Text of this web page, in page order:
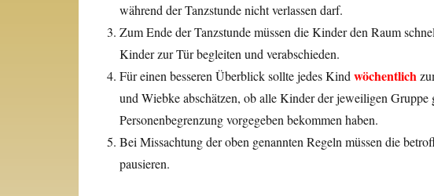
während der Tanzstunde nicht verlassen darf.
Zum Ende der Tanzstunde müssen die Kinder den Raum
Kinder zur Tür begleiten und verabschieden.
Für einen besseren Überblick sollte jedes Kind wöchentlich
und Wiebke abschätzen, ob alle Kinder der jeweiligen
Personenbegrenzung vorgegeben bekommen haben.
Bei Missachtung der oben genannten Regeln müssen die
pausieren.